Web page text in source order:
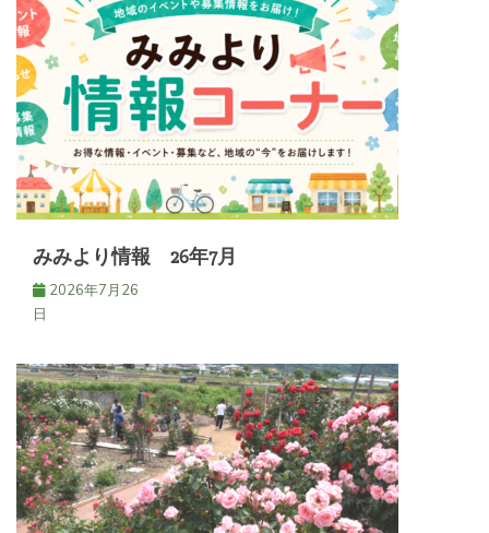
ー
シ
ョ
ン
みみより情報 26年7月
2026年7月26
日